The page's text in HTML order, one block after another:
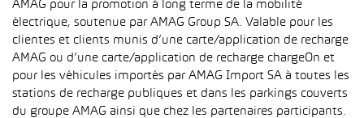
AMAG pour la promotion à long terme de la mobilité
électrique, soutenue par AMAG Group SA. Valable pour les
clientes et clients munis d’une carte/application de recharge
AMAG ou d’une carte/application de recharge chargeOn et
pour les véhicules importés par AMAG Import SA à toutes les
stations de recharge publiques et dans les parkings couverts
du groupe AMAG ainsi que chez les partenaires participants.